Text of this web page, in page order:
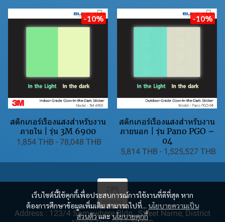
-10%
สติกเกอร์เรืองแสงสำหรับงาน
ภายใน | รุ่น 3M 6900
1,854 THB - 78,048 THB
-10%
สติกเกอร์เรืองแสงสำหรับงาน
ภายนอก | รุ่น Pano PGO –
04
5,814 THB - 1,525,527 THB
เว็บไซต์นี้ใช้คุกกี้เพื่อประสบการณ์การใช้งานที่ดีที่สุด หาก
ต้องการศึกษาข้อมูลเพิ่มเติม สามารถไปที่... นโยบายความเป็น
ส่วนตัวและนโยบายคุกกี้
Address : 123/4 Somewhere Bldg., Street Name, District